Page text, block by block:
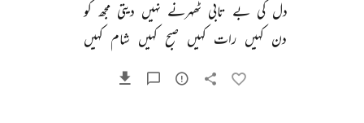
دل کی بے تابی ٹھہرنے نہیں دیتی مجھ کو
دن کہیں رات کہیں صبح کہیں شام کہیں